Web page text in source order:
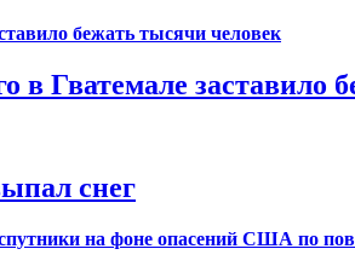
Гватемале заставило
снег